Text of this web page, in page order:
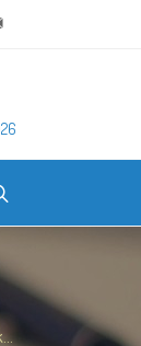
25970400